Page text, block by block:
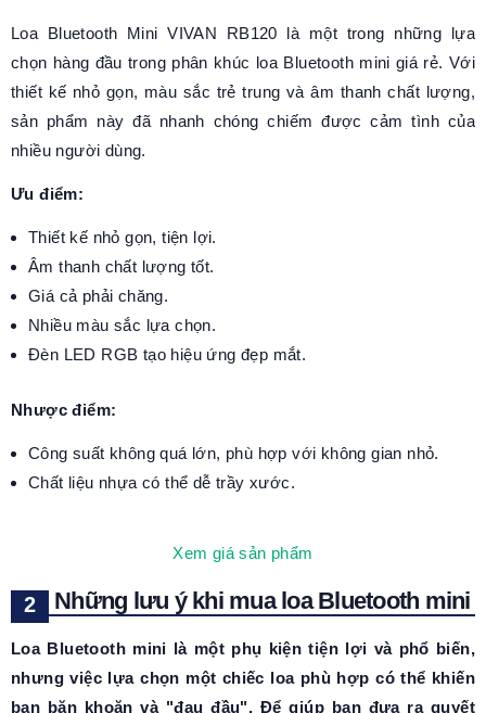
Loa Bluetooth Mini VIVAN RB120 là một trong những lựa
chọn hàng đầu trong phân khúc loa Bluetooth mini giá rẻ. Với
thiết kế nhỏ gọn, màu sắc trẻ trung và âm thanh chất lượng,
sản phẩm này đã nhanh chóng chiếm được cảm tình của
nhiều người dùng.
Ưu điểm:
Thiết kế nhỏ gọn, tiện lợi.
Âm thanh chất lượng tốt.
Giá cả phải chăng.
Nhiều màu sắc lựa chọn.
Đèn LED RGB tạo hiệu ứng đẹp mắt.
Nhược điểm:
Công suất không quá lớn, phù hợp với không gian nhỏ.
Chất liệu nhựa có thể dễ trầy xước.
Xem giá sản phẩm
Những lưu ý khi mua loa Bluetooth mini
Loa Bluetooth mini là một phụ kiện tiện lợi và phổ biến,
nhưng việc lựa chọn một chiếc loa phù hợp có thể khiến
bạn băn khoăn và "đau đầu". Để giúp bạn đưa ra quyết